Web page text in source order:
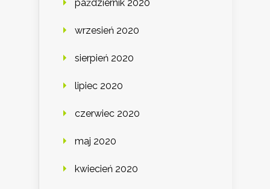
październik 2020
wrzesień 2020
sierpień 2020
lipiec 2020
czerwiec 2020
maj 2020
kwiecień 2020